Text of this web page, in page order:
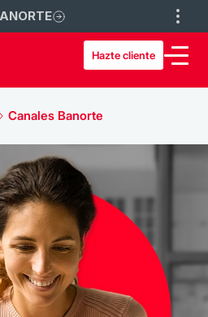
Hazte cliente
Canales Banorte